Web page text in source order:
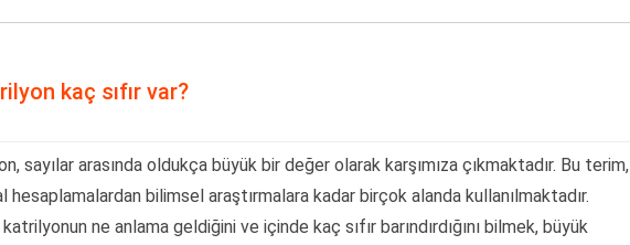
kaç sıfır var?
sayılar arasında oldukça büyük bir değer olarak karşımıza çıkmaktadır. Bu terim,
hesaplamalardan bilimsel araştırmalara kadar birçok alanda kullanılmaktadır.
ne anlama geldiğini ve içinde kaç sıfır barındırdığını bilmek, büyük